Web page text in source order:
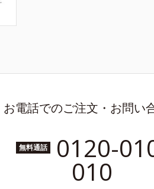
お電話でのご注文・お問い
無料通話 0120-
010